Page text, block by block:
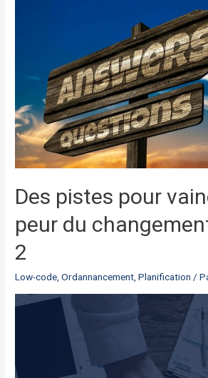
Des pistes pour
peur du
2
Low-code ,Ordannancement ,Planification /